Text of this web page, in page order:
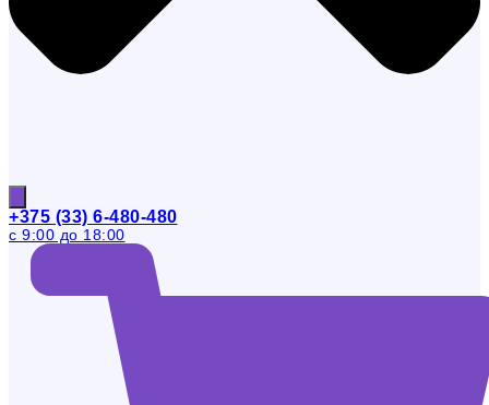
+375 (33) 6-480-480
с 9:00 до 18:00